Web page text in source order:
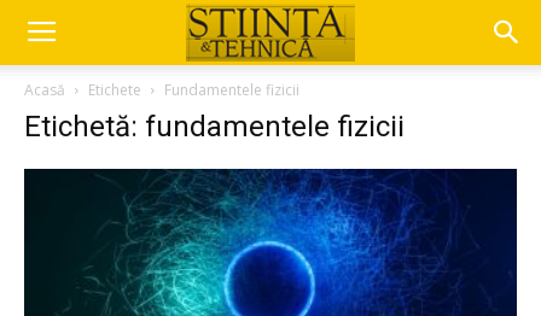
Acasă Etichete Fundamentele fizicii
Etichetă: fundamentele fizicii